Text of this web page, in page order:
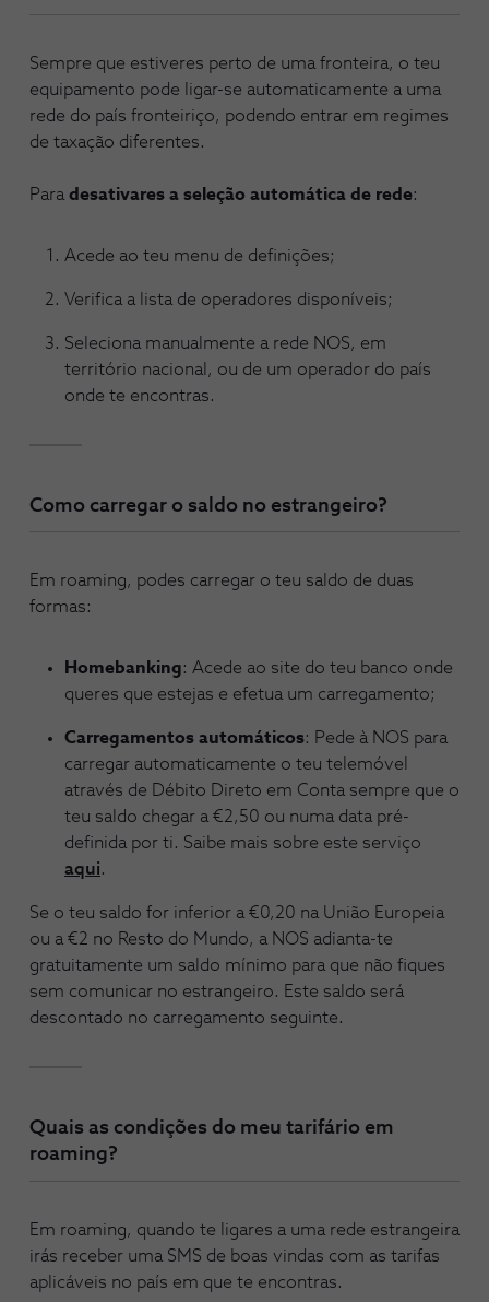
Sempre que estiveres perto de uma fronteira, o teu
equipamento pode ligar-se automaticamente a uma
rede do país fronteiriço, podendo entrar em regimes
de taxação diferentes.
Para desativares a seleção automática de rede:
Acede ao teu menu de definições;
Verifica a lista de operadores disponíveis;
Seleciona manualmente a rede NOS, em
território nacional, ou de um operador do país
onde te encontras.
Como carregar o saldo no estrangeiro?
Em roaming, podes carregar o teu saldo de duas
formas:
Homebanking: Acede ao site do teu banco onde
queres que estejas e efetua um carregamento;
Carregamentos automáticos: Pede à NOS para
carregar automaticamente o teu telemóvel
através de Débito Direto em Conta sempre que o
teu saldo chegar a €2,50 ou numa data pré-
definida por ti. Saibe mais sobre este serviço
aqui.
Se o teu saldo for inferior a €0,20 na União Europeia
ou a €2 no Resto do Mundo, a NOS adianta-te
gratuitamente um saldo mínimo para que não fiques
sem comunicar no estrangeiro. Este saldo será
descontado no carregamento seguinte.
Quais as condições do meu tarifário em
roaming?
Em roaming, quando te ligares a uma rede estrangeira
irás receber uma SMS de boas vindas com as tarifas
aplicáveis no país em que te encontras.